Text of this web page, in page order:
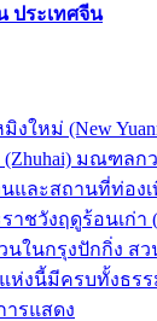
ประเทศจีน
ใหม่ (New
มณฑลกว
และสถานที่ท่อง
ชวังฤดูร้อนเก่า
นในกรุงปักกิ่ง ส
ห่งนี้มีครบทั้งธร
รแสดง